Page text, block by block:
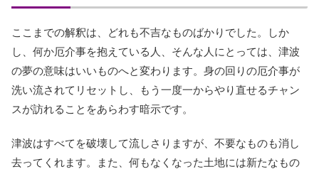
ここまでの解釈は、どれも不吉なものばかりでした。しか
し、何か厄介事を抱えている人、そんな人にとっては、津波
の夢の意味はいいものへと変わります。身の回りの厄介事が
洗い流されてリセットし、もう一度一からやり直せるチャン
スが訪れることをあらわす暗示です。
津波はすべてを破壊して流しさりますが、不要なものも消し
去ってくれます。また、何もなくなった土地には新たなもの